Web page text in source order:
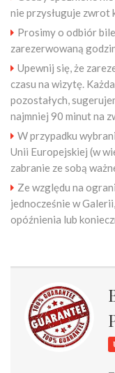
nie przysługuje zwrot
Prosimy o odbiór
zarezerwowaną
Upewnij się, że
czasu na wizytę.
pozostałych,
najmniej 90 minut na
W przypadku
Unii Europejskiej (w
zabranie ze sobą
Ze względu na
jednocześnie w
opóźnienia lub